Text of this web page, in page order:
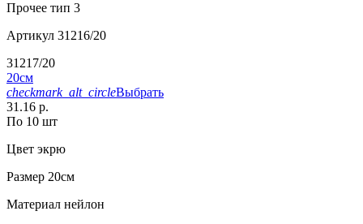
Прочее тип 3
Артикул 31216/20
31217/20
20см
checkmark_alt_circleВыбрать
31.16 р.
По 10 шт
Цвет экрю
Размер 20см
Материал нейлон